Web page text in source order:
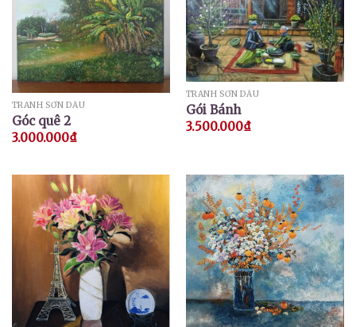
TRANH SƠN DẦU
Góc quê 2
3.000.000₫
TRANH SƠN DẦU
Gói Bánh
3.500.000₫